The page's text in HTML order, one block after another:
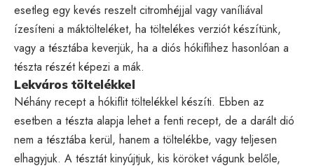
esetleg egy kevés reszelt citromhéjjal vagy vaníliával
ízesíteni a máktölteléket, ha töltelékes verziót készítünk,
vagy a tésztába keverjük, ha a diós hókiflihez hasonlóan a
tészta részét képezi a mák.
Lekváros töltelékkel
Néhány recept a hókiflit töltelékkel készíti. Ebben az
esetben a tészta alapja lehet a fenti recept, de a darált dió
nem a tésztába kerül, hanem a töltelékbe, vagy teljesen
elhagyjuk. A tésztát kinyújtjuk, kis köröket vágunk belőle,